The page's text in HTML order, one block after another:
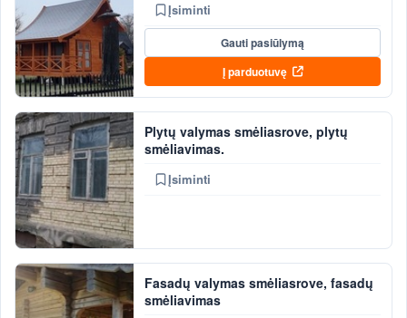
Įsiminti
Gauti pasiūlymą
Į parduotuvę
Plytų valymas smėliasrove, plytų
smėliavimas.
Įsiminti
Fasadų valymas smėliasrove, fasadų
smėliavimas